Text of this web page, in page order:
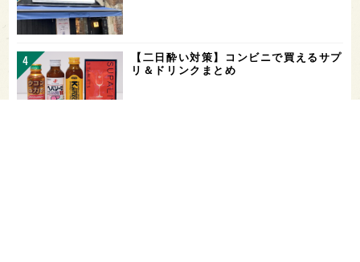
【二日酔い対策】コンビニで買えるサプ
リ＆ドリンクまとめ